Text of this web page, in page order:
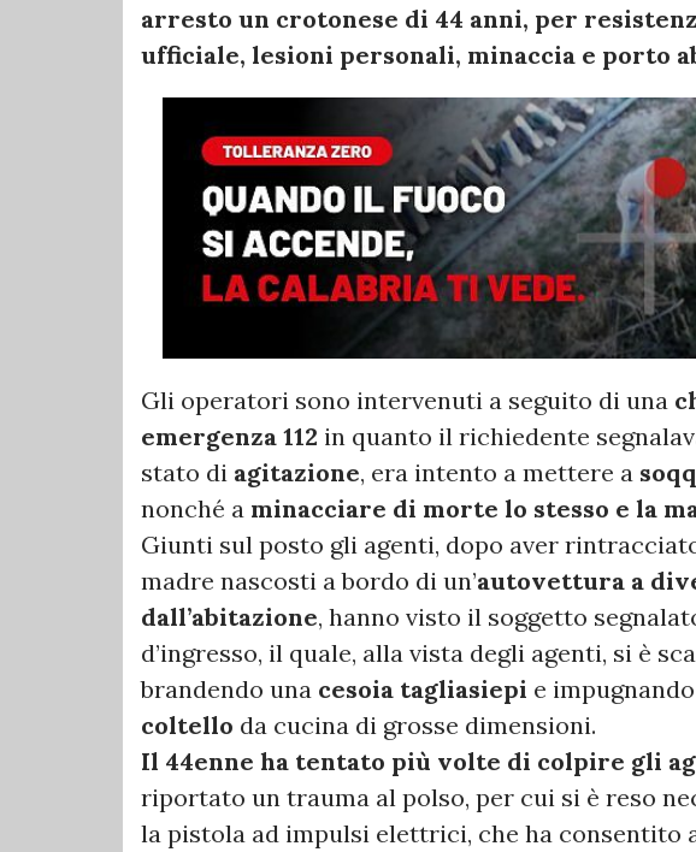
arresto un crotonese di 44 anni, per
ufficiale, lesioni personali, minaccia e porto
Gli operatori sono intervenuti a seguito di una
emergenza 112 in quanto il richiedente
stato di agitazione, era intento a mettere a
nonché a minacciare di morte lo stesso e la
Giunti sul posto gli agenti, dopo aver
madre nascosti a bordo di un’autovettura a
dall’abitazione, hanno visto il soggetto
d’ingresso, il quale, alla vista degli agenti, si è
brandendo una cesoia tagliasiepi e
coltello da cucina di grosse dimensioni.
Il 44enne ha tentato più volte di colpire gli
riportato un trauma al polso, per cui si è reso
la pistola ad impulsi elettrici, che ha consentito